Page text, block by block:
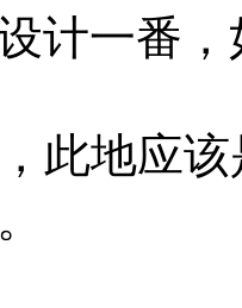
计一番
此地应该